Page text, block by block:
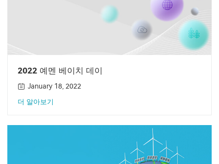
2022 예멘 베이치 데이
January 18, 2022
더 알아보기